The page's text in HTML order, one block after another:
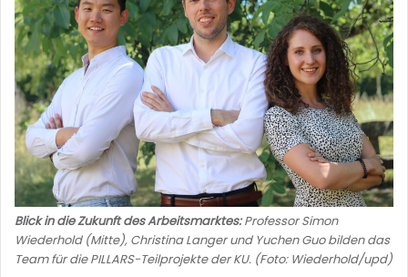
Blick in die Zukunft des Arbeitsmarktes:Professor Simon
Wiederhold (Mitte), Christina Langer und Yuchen Guo bilden das
Team für die PILLARS-Teilprojekte der KU. (Foto: Wiederhold/upd)